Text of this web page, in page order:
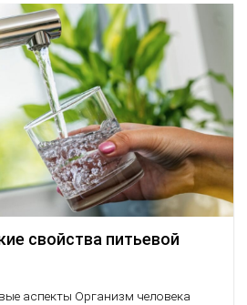
свойства питьевой
аспекты Организм человека